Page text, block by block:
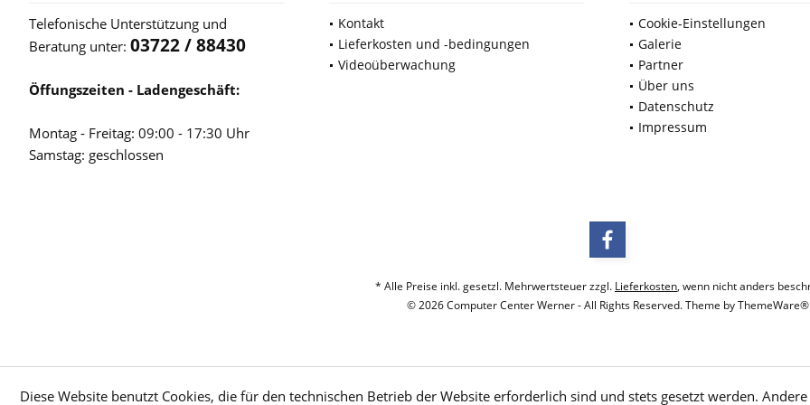
Telefonische Unterstützung und
Beratung unter: 03722 / 88430
Öffungszeiten - Ladengeschäft:
Montag - Freitag: 09:00 - 17:30 Uhr
Samstag: geschlossen
Kontakt
Lieferkosten und -bedingungen
Videoüberwachung
Cookie-Einstellungen
Galerie
Partner
Über uns
Datenschutz
Impressum
* Alle Preise inkl. gesetzl. Mehrwertsteuer zzgl. Lieferkosten, wenn nicht anders
© 2026 Computer Center Werner - All Rights Reserved. Theme byThemeWare®
Diese Website benutzt Cookies, die für den technischen Betrieb der Website erforderlich sind und stets gesetzt werden. Andere